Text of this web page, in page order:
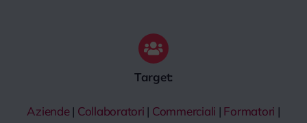
Target:
Aziende| Collaboratori | Commerciali | Formatori |